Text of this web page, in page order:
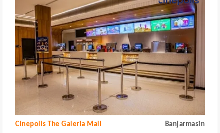
Cinepolis The Galeria Mall Banjarmasin